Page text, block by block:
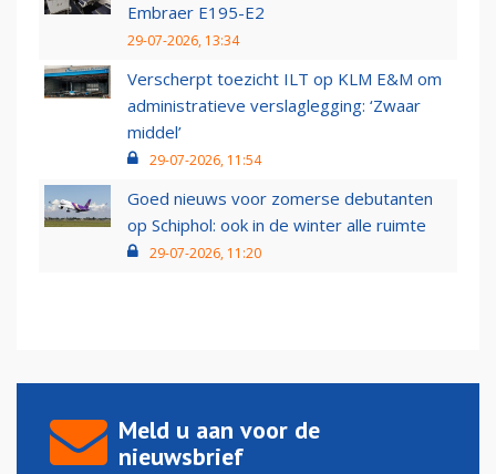
Embraer E195-E2
29-07-2026, 13:34
Verscherpt toezicht ILT op KLM E&M om
administratieve verslaglegging: ‘Zwaar
middel’
29-07-2026, 11:54
Goed nieuws voor zomerse debutanten
op Schiphol: ook in de winter alle ruimte
29-07-2026, 11:20
Meld u aan voor de
nieuwsbrief